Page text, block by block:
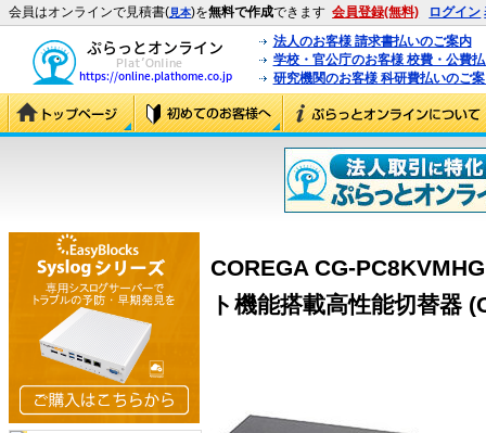
会員はオンラインで見積書(見本)を無料で作成できます 会員登録(無料) ログイン
法人のお客様 請求書払いのご案内
学校・官公庁のお客様 校費・公費
研究機関のお客様 科研費払いのご
COREGA CG-
ト機能搭載高性能切替器